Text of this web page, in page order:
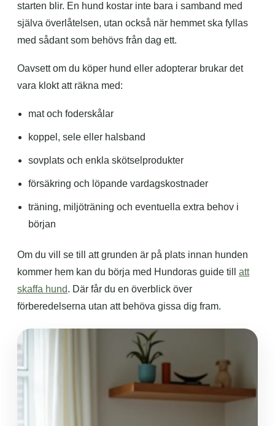
starten blir. En hund kostar inte bara i samband med
själva överlåtelsen, utan också när hemmet ska fyllas
med sådant som behövs från dag ett.
Oavsett om du köper hund eller adopterar brukar det
vara klokt att räkna med:
mat och foderskålar
koppel, sele eller halsband
sovplats och enkla skötselprodukter
försäkring och löpande vardagskostnader
träning, miljöträning och eventuella extra behov i
början
Om du vill se till att grunden är på plats innan hunden
kommer hem kan du börja med Hundoras guide till att
skaffa hund. Där får du en överblick över
förberedelserna utan att behöva gissa dig fram.